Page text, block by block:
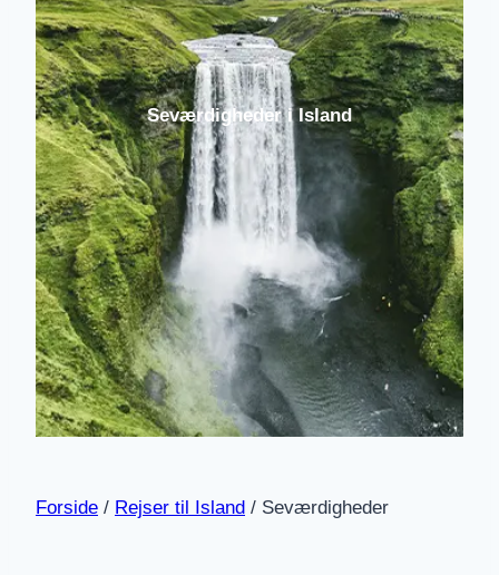
Seværdigheder i Island
Forside / Rejser til Island / Seværdigheder